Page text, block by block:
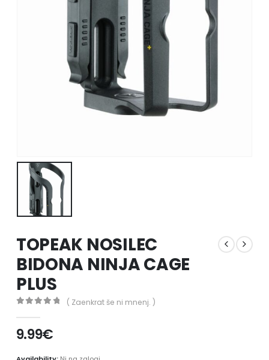
TOPEAK NOSILEC
BIDONA NINJA CAGE
PLUS
( Zaenkrat še ni mnenj. )
9.99€